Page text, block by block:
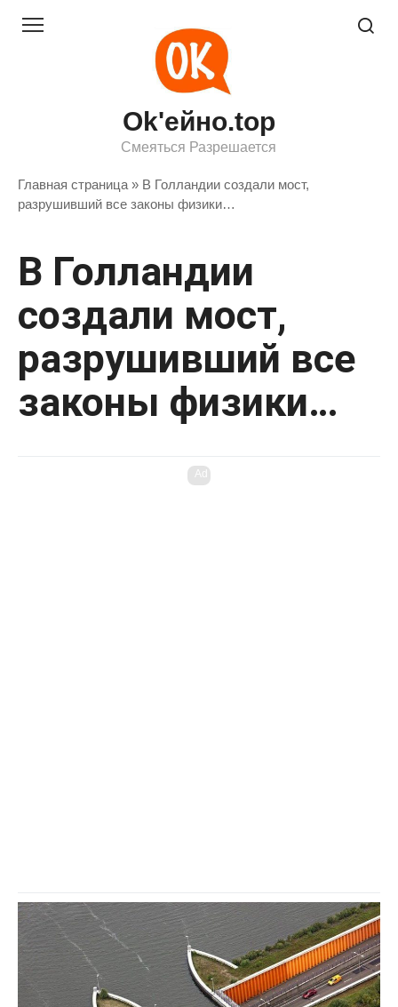
Ok'ейно.top
Смеяться Разрешается
Главная страница » В Голландии создали мост,
разрушивший все законы физики…
В Голландии
создали мост,
разрушивший все
законы физики…
Ad